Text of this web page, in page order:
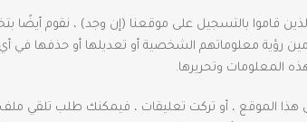
قاموا بالتسجيل على موقعنا (إن وجد) ، نقوم
رؤية معلوماتهم الشخصية أو تعديلها أو حذفها في
المعلومات وتحريرها.
الموقع ، أو تركت تعليقات ، فيمكنك طلب تلقي